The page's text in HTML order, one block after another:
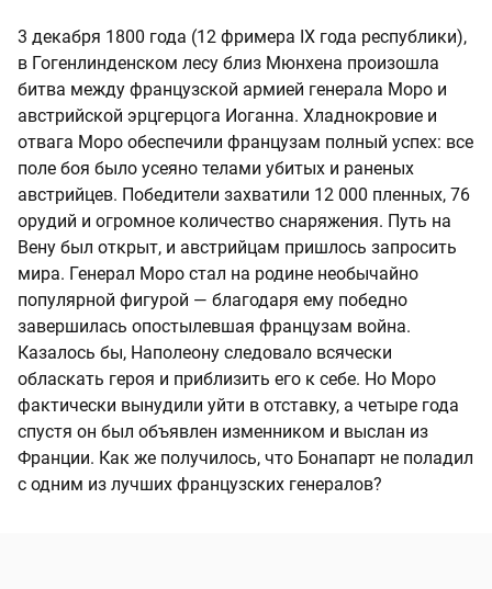
3 декабря 1800 года (12 фримера IX года республики),
в Гогенлинденском лесу близ Мюнхена произошла
битва между французской армией генерала Моро и
австрийской эрцгерцога Иоганна. Хладнокровие и
отвага Моро обеспечили французам полный успех: все
поле боя было усеяно телами убитых и раненых
австрийцев. Победители захватили 12 000 пленных, 76
орудий и огромное количество снаряжения. Путь на
Вену был открыт, и австрийцам пришлось запросить
мира. Генерал Моро стал на родине необычайно
популярной фигурой — благодаря ему победно
завершилась опостылевшая французам война.
Казалось бы, Наполеону следовало всячески
обласкать героя и приблизить его к себе. Но Моро
фактически вынудили уйти в отставку, а четыре года
спустя он был объявлен изменником и выслан из
Франции. Как же получилось, что Бонапарт не поладил
с одним из лучших французских генералов?